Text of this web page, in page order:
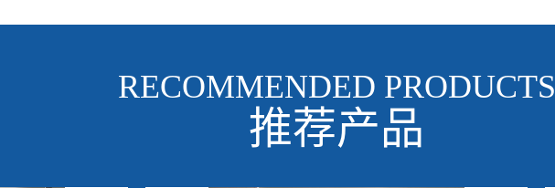
RECOMMENDED PRODUCTS
推荐产品